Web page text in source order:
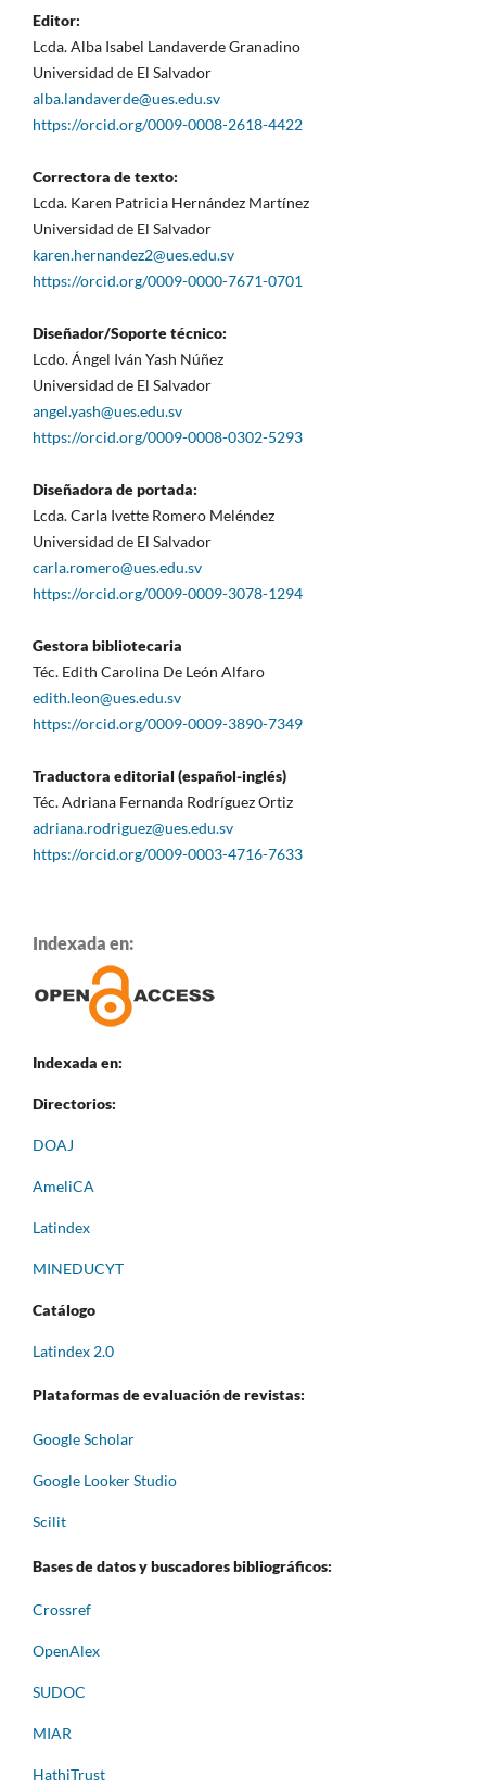
Editor:
Lcda. Alba Isabel Landaverde Granadino
Universidad de El Salvador
alba.landaverde@ues.edu.sv
https://orcid.org/0009-0008-2618-4422
Correctora de texto:
Lcda. Karen Patricia Hernández Martínez
Universidad de El Salvador
karen.hernandez2@ues.edu.sv
https://orcid.org/0009-0000-7671-0701
Diseñador/Soporte técnico:
Lcdo. Ángel Iván Yash Núñez
Universidad de El Salvador
angel.yash@ues.edu.sv
https://orcid.org/0009-0008-0302-5293
Diseñadora de portada:
Lcda. Carla Ivette Romero Meléndez
Universidad de El Salvador
carla.romero@ues.edu.sv
https://orcid.org/0009-0009-3078-1294
Gestora bibliotecaria
Téc. Edith Carolina De León Alfaro
edith.leon@ues.edu.sv
https://orcid.org/0009-0009-3890-7349
Traductora editorial (español-inglés)
Téc. Adriana Fernanda Rodríguez Ortiz
adriana.rodriguez@ues.edu.sv
https://orcid.org/0009-0003-4716-7633
Indexada en:
Indexada en:
Directorios:
DOAJ
AmeliCA
Latindex
MINEDUCYT
Catálogo
Latindex 2.0
Plataformas de evaluación de revistas:
Google Scholar
Google Looker Studio
Scilit
Bases de datos y buscadores bibliográficos:
Crossref
OpenAlex
SUDOC
MIAR
HathiTrust